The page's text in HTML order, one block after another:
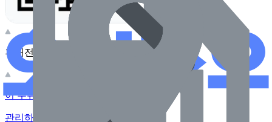
휴대전화 카메라로 찍어보세요
이 주유소의 사장님이신가요?
관리하기